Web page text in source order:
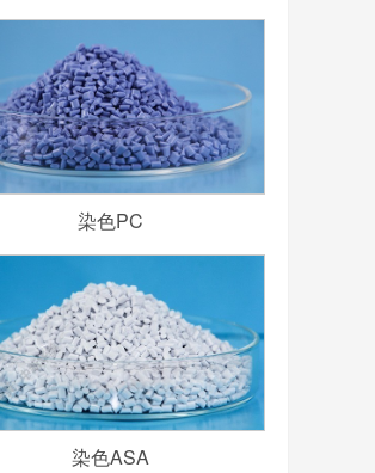
染色PC
染色ASA